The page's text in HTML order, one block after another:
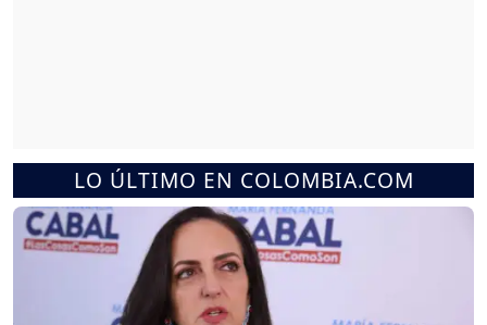
LO ÚLTIMO EN COLOMBIA.COM